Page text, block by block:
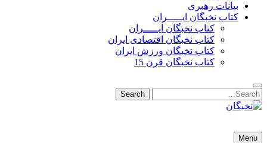
بیانات رهبری
کتاب نخبگان ایـــــران
کتاب نخبگان ایـــــران
کتاب نخبگان اقتصادی ایران
کتاب نخبگان ورزش ایران
کتاب نخبگان قرن 15
Search
for:
Search
نخبگان تایمز/ کتاب نخبگان + پورتال رسمی کتاب نخبگان ایران –
Menu